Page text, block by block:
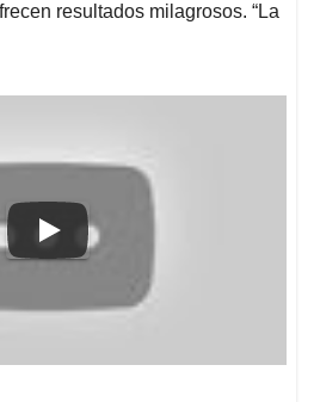
resultados milagrosos. “La